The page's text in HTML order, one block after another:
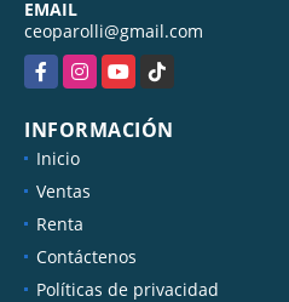
EMAIL
ceoparolli@gmail.com
FacebookInstagramYouTubeTikTok
INFORMACIÓN
Inicio
Ventas
Renta
Contáctenos
Políticas de privacidad